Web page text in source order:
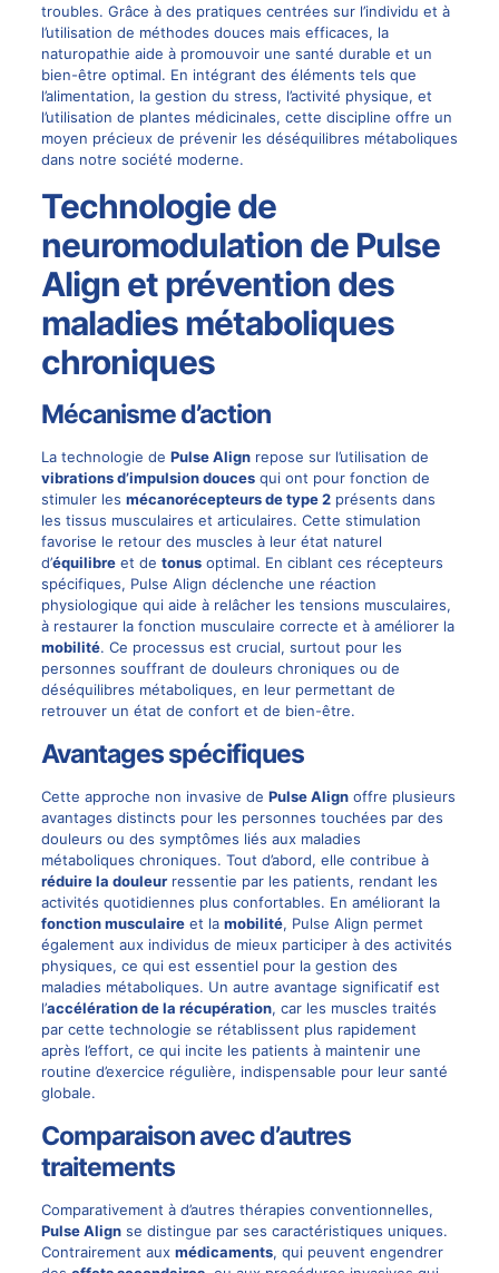
troubles. Grâce à des pratiques centrées sur l’individu et à
l’utilisation de méthodes douces mais efficaces, la
naturopathie aide à promouvoir une santé durable et un
bien-être optimal. En intégrant des éléments tels que
l’alimentation, la gestion du stress, l’activité physique, et
l’utilisation de plantes médicinales, cette discipline offre un
moyen précieux de prévenir les déséquilibres métaboliques
dans notre société moderne.
Technologie de
neuromodulation de Pulse
Align et prévention des
maladies métaboliques
chroniques
Mécanisme d’action
La technologie de Pulse Alignrepose sur l’utilisation de
vibrations d’impulsion doucesqui ont pour fonction de
stimuler les mécanorécepteurs de type 2présents dans
les tissus musculaires et articulaires. Cette stimulation
favorise le retour des muscles à leur état naturel
d’équilibreet de tonusoptimal. En ciblant ces récepteurs
spécifiques, Pulse Align déclenche une réaction
physiologique qui aide à relâcher les tensions musculaires,
à restaurer la fonction musculaire correcte et à améliorer la
mobilité. Ce processus est crucial, surtout pour les
personnes souffrant de douleurs chroniques ou de
déséquilibres métaboliques, en leur permettant de
retrouver un état de confort et de bien-être.
Avantages spécifiques
Cette approche non invasive de Pulse Alignoffre plusieurs
avantages distincts pour les personnes touchées par des
douleurs ou des symptômes liés aux maladies
métaboliques chroniques. Tout d’abord, elle contribue à
réduire la douleurressentie par les patients, rendant les
activités quotidiennes plus confortables. En améliorant la
fonction musculaireet la mobilité, Pulse Align permet
également aux individus de mieux participer à des activités
physiques, ce qui est essentiel pour la gestion des
maladies métaboliques. Un autre avantage significatif est
l’accélération de la récupération, car les muscles traités
par cette technologie se rétablissent plus rapidement
après l’effort, ce qui incite les patients à maintenir une
routine d’exercice régulière, indispensable pour leur santé
globale.
Comparaison avec d’autres
traitements
Comparativement à d’autres thérapies conventionnelles,
Pulse Alignse distingue par ses caractéristiques uniques.
Contrairement aux médicaments, qui peuvent engendrer